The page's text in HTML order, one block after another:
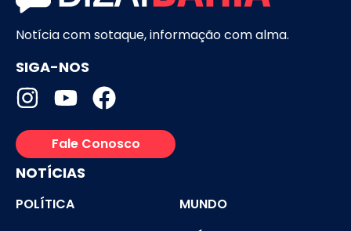
Notícia com sotaque, informação com alma.
SIGA-NOS
Fale Conosco
NOTÍCIAS
POLÍTICA
MUNDO